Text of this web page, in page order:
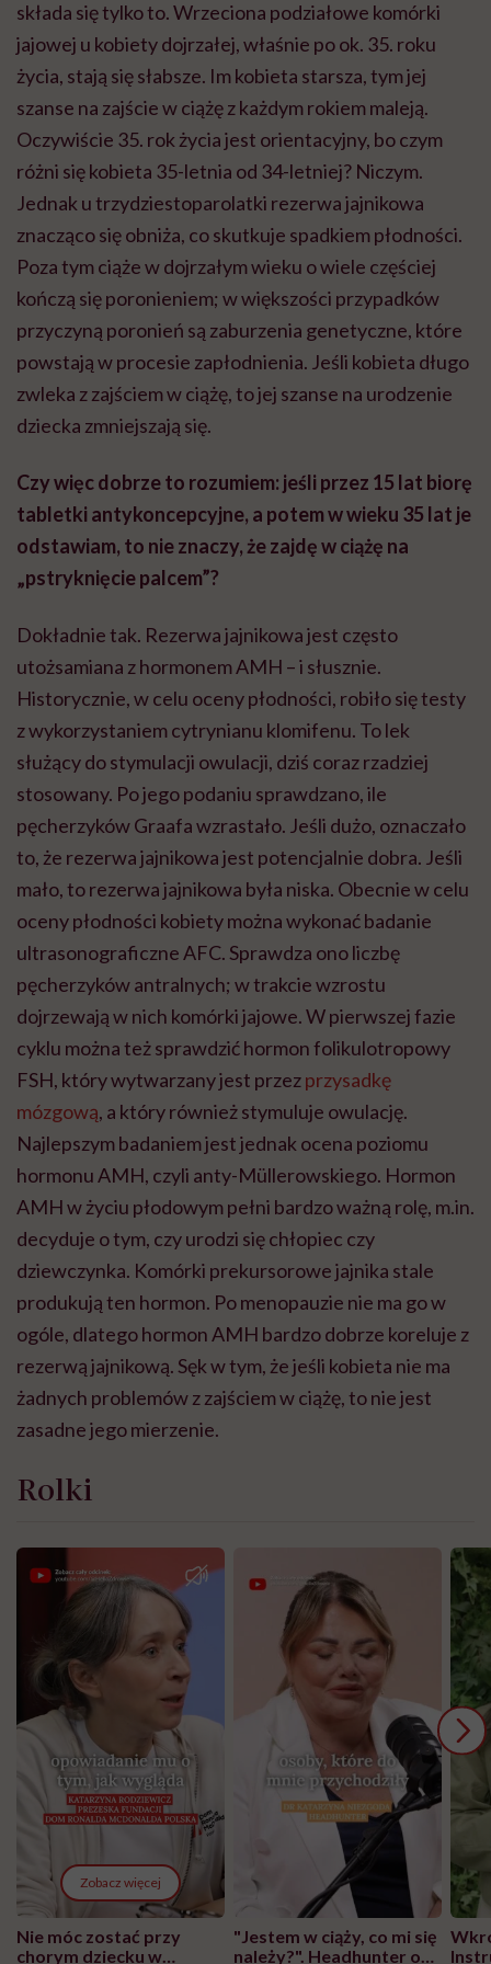
składa się tylko to. Wrzeciona podziałowe komórki
jajowej u kobiety dojrzałej, właśnie po ok. 35. roku
życia, stają się słabsze. Im kobieta starsza, tym jej
szanse na zajście w ciążę z każdym rokiem maleją.
Oczywiście 35. rok życia jest orientacyjny, bo czym
różni się kobieta 35-letnia od 34-letniej? Niczym.
Jednak u trzydziestoparolatki rezerwa jajnikowa
znacząco się obniża, co skutkuje spadkiem płodności.
Poza tym ciąże w dojrzałym wieku o wiele częściej
kończą się poronieniem; w większości przypadków
przyczyną poronień są zaburzenia genetyczne, które
powstają w procesie zapłodnienia. Jeśli kobieta długo
zwleka z zajściem w ciążę, to jej szanse na urodzenie
dziecka zmniejszają się.
Czy więc dobrze to rozumiem: jeśli przez 15 lat biorę
tabletki antykoncepcyjne, a potem w wieku 35 lat je
odstawiam, to nie znaczy, że zajdę w ciążę na
„pstryknięcie palcem”?
Dokładnie tak. Rezerwa jajnikowa jest często
utożsamiana z hormonem AMH – i słusznie.
Historycznie, w celu oceny płodności, robiło się testy
z wykorzystaniem cytrynianu klomifenu. To lek
służący do stymulacji owulacji, dziś coraz rzadziej
stosowany. Po jego podaniu sprawdzano, ile
pęcherzyków Graafa wzrastało. Jeśli dużo, oznaczało
to, że rezerwa jajnikowa jest potencjalnie dobra. Jeśli
mało, to rezerwa jajnikowa była niska. Obecnie w celu
oceny płodności kobiety można wykonać badanie
ultrasonograficzne AFC. Sprawdza ono liczbę
pęcherzyków antralnych; w trakcie wzrostu
dojrzewają w nich komórki jajowe. W pierwszej fazie
cyklu można też sprawdzić hormon folikulotropowy
FSH, który wytwarzany jest przezprzysadkę
mózgową, a który również stymuluje owulację.
Najlepszym badaniem jest jednak ocena poziomu
hormonu AMH, czyli anty-Müllerowskiego. Hormon
AMH w życiu płodowym pełni bardzo ważną rolę, m.in.
decyduje o tym, czy urodzi się chłopiec czy
dziewczynka. Komórki prekursorowe jajnika stale
produkują ten hormon. Po menopauzie nie ma go w
ogóle, dlatego hormon AMH bardzo dobrze koreluje z
rezerwą jajnikową. Sęk w tym, że jeśli kobieta nie ma
żadnych problemów z zajściem w ciążę, to nie jest
zasadne jego mierzenie.
Rolki
Zobacz więcej
Nie móc zostać przy
chorym dziecku w
"Jestem w ciąży, co mi się
należy?". Headhunter o